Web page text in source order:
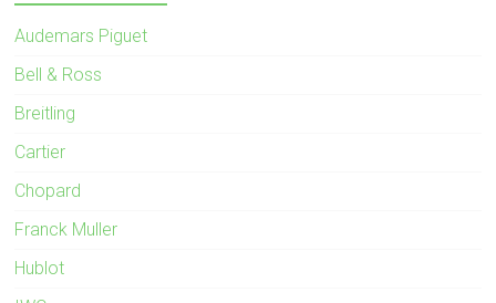
Audemars Piguet
Bell & Ross
Breitling
Cartier
Chopard
Franck Muller
Hublot